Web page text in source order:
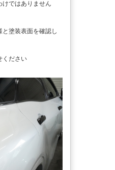
けではありません
塗装表面を確認し
ください